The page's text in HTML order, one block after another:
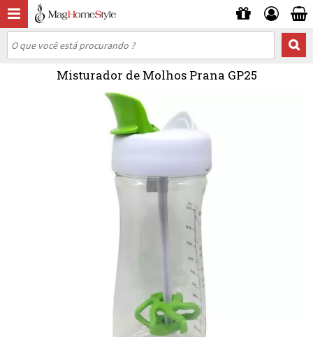
Misturador de Molhos Prana GP25